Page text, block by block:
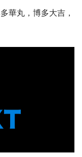
華丸，博多大吉，